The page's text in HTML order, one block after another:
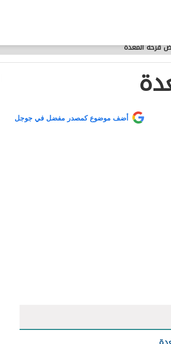
قرحة المعدة
أضف موضوع كمصدر مفضل في جوجل